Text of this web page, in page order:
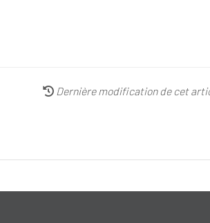
Dernière modification de cet